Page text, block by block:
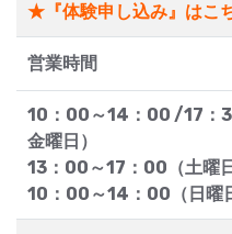
★『体験申し込み』はこ
営業時間
10：00～14：00 /17：
金曜日）
13：00～17：00（土曜日
10：00～14：00（日曜